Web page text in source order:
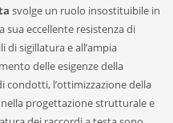
svolge un ruolo insostituibile in
eccellente resistenza di
di sigillatura e all’ampia
delle esigenze della
condotti, l’ottimizzazione della
progettazione strutturale e